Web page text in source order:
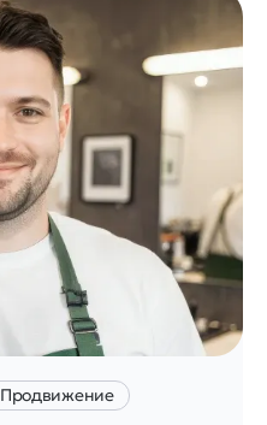
Продвижение